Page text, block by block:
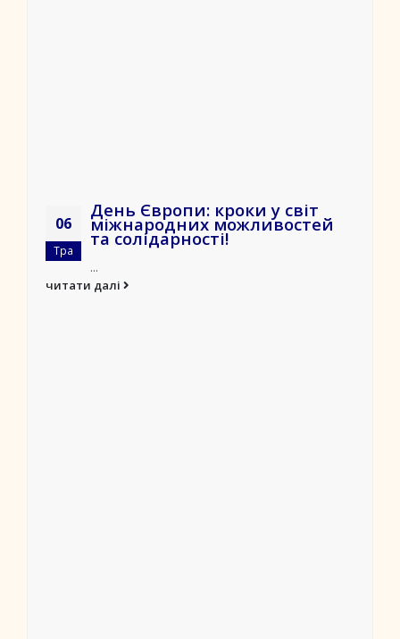
06
Тра
День Європи: кроки у світ
міжнародних можливостей
та солідарності!
...
читати далі